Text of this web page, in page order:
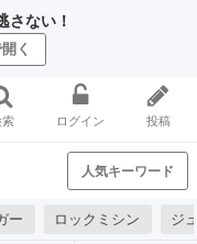
さない！
く
索 ログイン 投稿
人気キーワード
ー ロックミシン ジ